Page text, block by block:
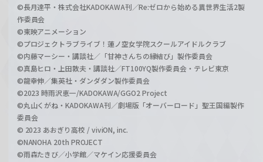
©長月達平・株式会社KADOKAWA刊／Re:ゼロから始める異世界生活2製
作委員会
©東映アニメーション
©プロジェクトラブライブ！蓮ノ空女学院スクールアイドルクラブ
©内藤マーシー・講談社／「甘神さんちの縁結び」製作委員会
©真島ヒロ・上田敦夫・講談社／FT100YQ製作委員会・テレビ東京
©龍幸伸／集英社・ダンダダン製作委員会
©2023 時雨沢恵一/KADOKAWA/GGO2 Project
©丸山くがね・KADOKAWA刊／劇場版「オーバーロード」聖王国編製作
委員会
© 2023 あおぎり高校 / viviON, inc.
©NANOHA 20th PROJECT
©雨森たきび／小学館／マケイン応援委員会